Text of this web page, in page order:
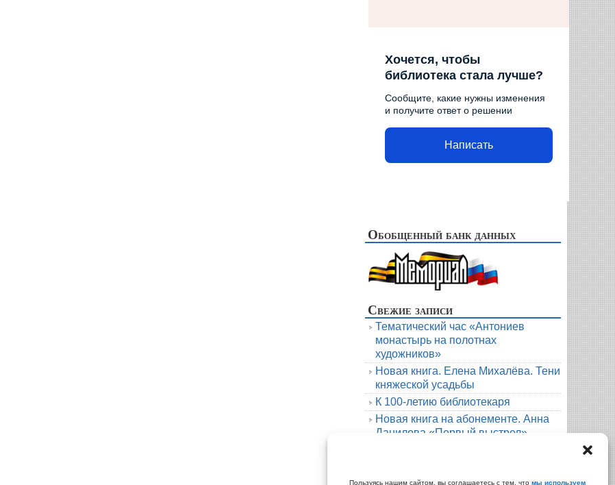
Пользуясь нашим сайтом, вы соглашаетесь с тем, что мы используем
Хочется, чтобы
библиотека стала лучше?
Сообщите, какие нужны изменения
и получите ответ о решении
Написать
Обобщенный банк данных
Свежие записи
Тематический час «Антониев
монастырь на полотнах
художников»
Новая книга. Елена Михалёва. Тени
княжеской усадьбы
К 100-летию библиотекаря
Новая книга на абонементе. Анна
Данилова «Первый выстрел»